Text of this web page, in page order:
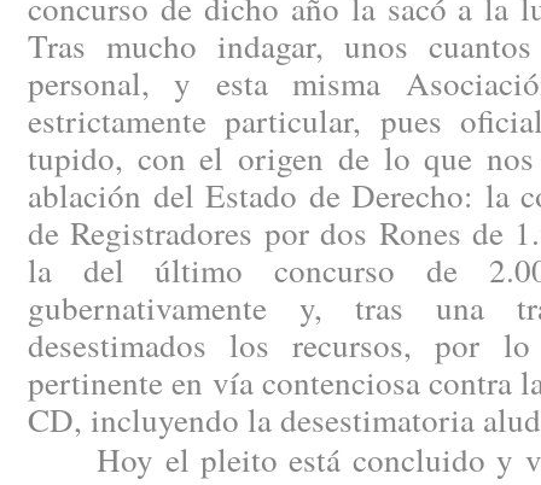
Tras mucho indagar, unos
personal, y esta misma
estrictamente particular, pues
tupido, con el origen de lo que nos
ablación del Estado de Derecho: la
de Registradores por dos Rones de
la del último concurso de
gubernativamente y, tras una
desestimados los recursos, por
pertinente en vía contenciosa contra
CD, incluyendo la desestimatoria
Hoy el pleito está concluido y